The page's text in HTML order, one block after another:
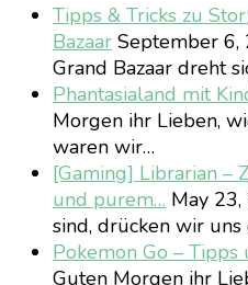
Tipps & Tricks zu
Bazaar September 6,
Grand Bazaar dreht
Phantasialand mit
Morgen ihr Lieben,
waren wir…
[Gaming] Librarian –
und purem… May
sind, drücken wir
Pokemon Go – Tipps
Guten Morgen ihr